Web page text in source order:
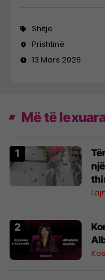
Shitje
Prishtinë
13 Mars 2026
Më të